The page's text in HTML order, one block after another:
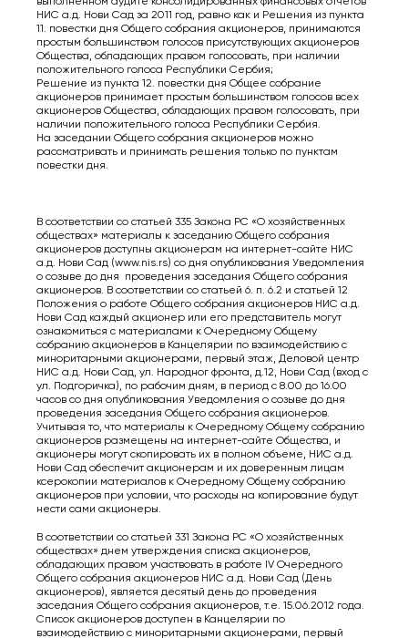
НИС а.д. Нови Сад за 2011 год, равно как и Решения из пункта
11. повестки дня Общего собрания акционеров, принимаются
простым большинством голосов присутствующих акционеров
Общества, обладающих правом голосовать, при наличии
положительного голоса Республики Сербия;
Решение из пункта 12. повестки дня Общее собрание
акционеров принимает простым большинством голосов всех
акционеров Общества, обладающих правом голосовать, при
наличии положительного голоса Республики Сербия.
На заседании Общего собрания акционеров можно
рассматривать и принимать решения только по пунктам
повестки дня.
В соответствии со статьей 335 Закона РС «О хозяйственных
обществах» материалы к заседанию Общего собрания
акционеров доступны акционерам на интернет-сайте НИС
а.д. Нови Сад (www.nis.rs) со дня опубликования Уведомления
о созыве до дня проведения заседания Общего собрания
акционеров. В соответствии со статьей 6. п. 6.2 и статьей 12
Положения о работе Общего собрания акционеров НИС а.д.
Нови Сад каждый акционер или его представитель могут
ознакомиться с материалами к Очередному Общему
собранию акционеров в Канцелярии по взаимодействию с
миноритарными акционерами, первый этаж, Деловой центр
НИС а.д. Нови Сад, ул. Народног фронта, д.12, Нови Сад (вход с
ул. Подгоричка), по рабочим дням, в период с 8.00 до 16.00
часов со дня опубликования Уведомления о созыве до дня
проведения заседания Общего собрания акционеров.
Учитывая то, что материалы к Очередному Общему собранию
акционеров размещены на интернет-сайте Общества, и
акционеры могут скопировать их в полном объеме, НИС а.д.
Нови Сад обеспечит акционерам и их доверенным лицам
ксерокопии материалов к Очередному Общему собранию
акционеров при условии, что расходы на копирование будут
нести сами акционеры.
В соответствии со статьей 331 Закона РС «О хозяйственных
обществах» днем утверждения списка акционеров,
обладающих правом участвовать в работе IV Очередного
Общего собрания акционеров НИС а.д. Нови Сад (День
акционеров), является десятый день до проведения
заседания Общего собрания акционеров, т.е. 15.06.2012 года.
Список акционеров доступен в Канцелярии по
взаимодействию с миноритарными акционерами, первый